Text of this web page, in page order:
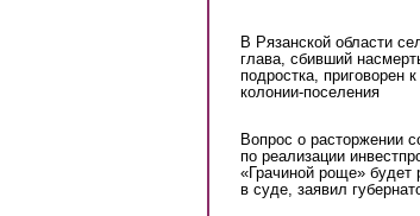
В Рязанской области
глава, сбивший
подростка, приговорен
колонии-поселения
Вопрос о расторжении
по реализации
«Грачиной роще» будет
в суде, заявил